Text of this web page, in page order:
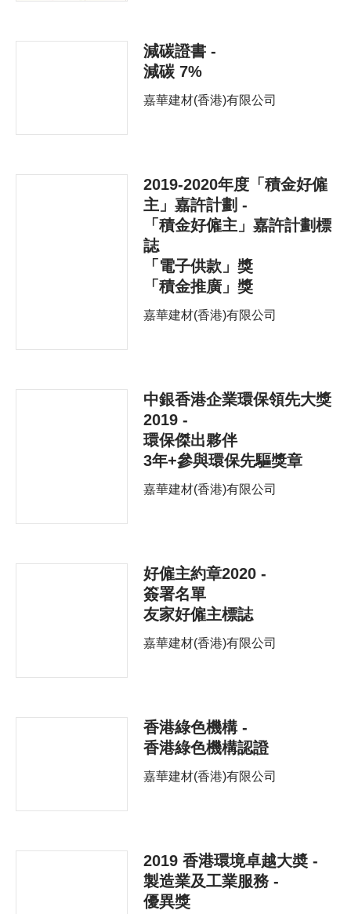
減碳證書 -
減碳 7%
嘉華建材(香港)有限公司
2019-2020年度「積金好僱
主」嘉許計劃 -
「積金好僱主」嘉許計劃標
誌
「電子供款」獎
「積金推廣」獎
嘉華建材(香港)有限公司
中銀香港企業環保領先大獎
2019 -
環保傑出夥伴
3年+參與環保先驅獎章
嘉華建材(香港)有限公司
好僱主約章2020 -
簽署名單
友家好僱主標誌
嘉華建材(香港)有限公司
香港綠色機構 -
香港綠色機構認證
嘉華建材(香港)有限公司
2019 香港環境卓越大奬 -
製造業及工業服務 -
優異獎